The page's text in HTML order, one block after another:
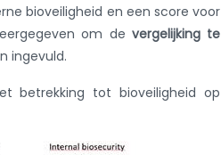
bioveiligheid en een score voor
om de vergelijking te
ingevuld.
betrekking tot bioveiligheid op